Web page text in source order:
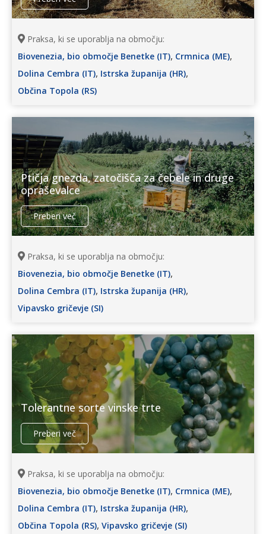
Praksa, ki se uporablja na območju:
Biovenezia, bio območje Benetke (IT), Crmnica (ME),
Dolina Cembra (IT), Istrska županija (HR),
Občina Topola (RS)
Ptičja gnezda, zatočišča za čebele in druge
opraševalce
Preberi več
Praksa, ki se uporablja na območju:
Biovenezia, bio območje Benetke (IT),
Dolina Cembra (IT), Istrska županija (HR),
Vipavsko gričevje (SI)
Tolerantne sorte vinske trte
Preberi več
Praksa, ki se uporablja na območju:
Biovenezia, bio območje Benetke (IT), Crmnica (ME),
Dolina Cembra (IT), Istrska županija (HR),
Občina Topola (RS), Vipavsko gričevje (SI)